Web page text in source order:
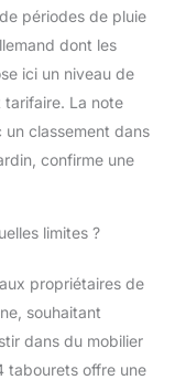
des
10
ce salon
est idéal
Que
un
cet
chaque
un
naturelle
périodes de pluie
dont les
ici un niveau de
La note
un classement dans
confirme une
limites ?
propriétaires de
souhaitant
dans du mobilier
tabourets offre une